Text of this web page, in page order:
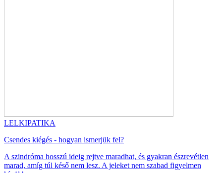
LELKIPATIKA
Csendes kiégés - hogyan ismerjük fel?
A szindróma hosszú ideig rejtve maradhat, és gyakran észrevétlen
marad, amíg túl késő nem lesz. A jeleket nem szabad figyelmen